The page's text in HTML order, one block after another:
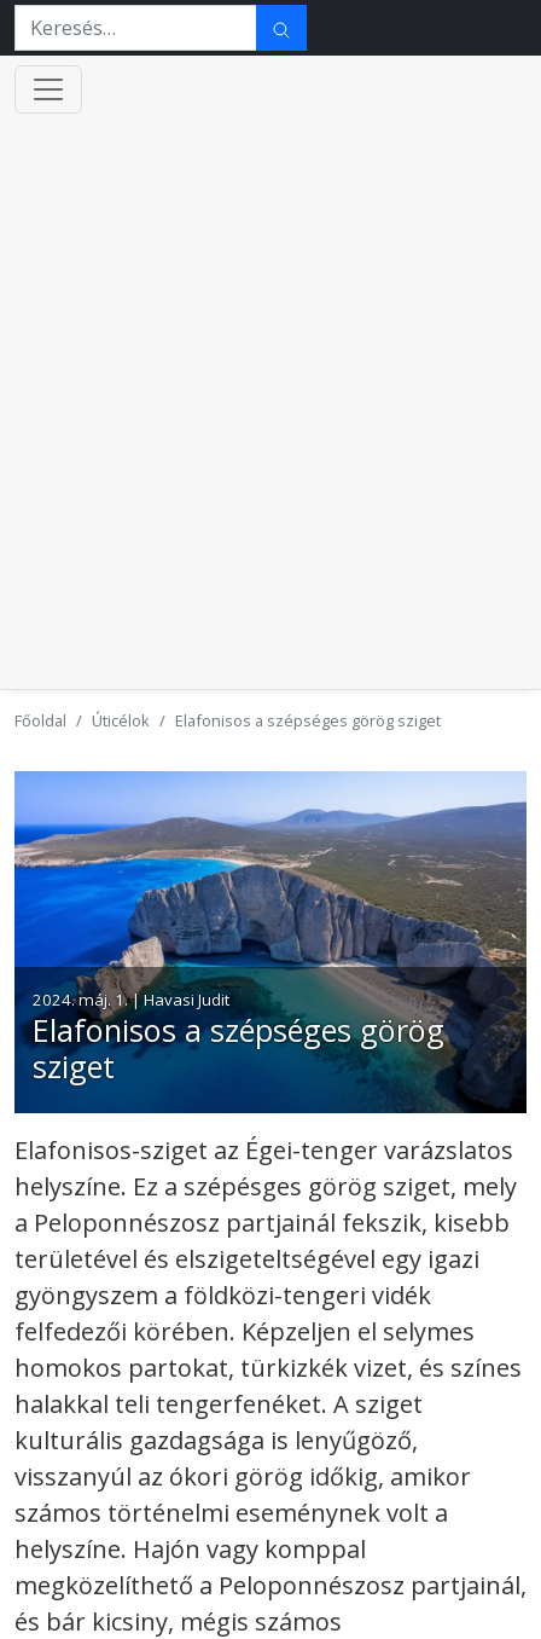
Főoldal Úticélok Elafonisos a szépséges görög sziget
2024. máj. 1. | Havasi Judit
Elafonisos a szépséges görög
sziget
Elafonisos-sziget az Égei-tenger varázslatos
helyszíne. Ez a szépésges görög sziget, mely
a Peloponnészosz partjainál fekszik, kisebb
területével és elszigeteltségével egy igazi
gyöngyszem a földközi-tengeri vidék
felfedezői körében. Képzeljen el selymes
homokos partokat, türkizkék vizet, és színes
halakkal teli tengerfenéket. A sziget
kulturális gazdagsága is lenyűgöző,
visszanyúl az ókori görög időkig, amikor
számos történelmi eseménynek volt a
helyszíne. Hajón vagy komppal
megközelíthető a Peloponnészosz partjainál,
és bár kicsiny, mégis számos